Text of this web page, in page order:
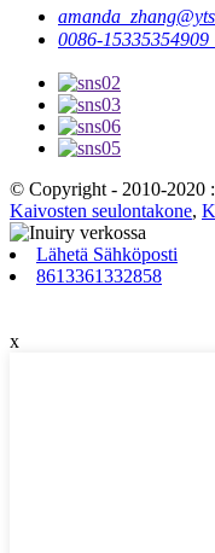
0086-
© Copyright - 2010-2020
Kaivosten seulontakone,
Lähetä Sähköposti
8613361332858
x